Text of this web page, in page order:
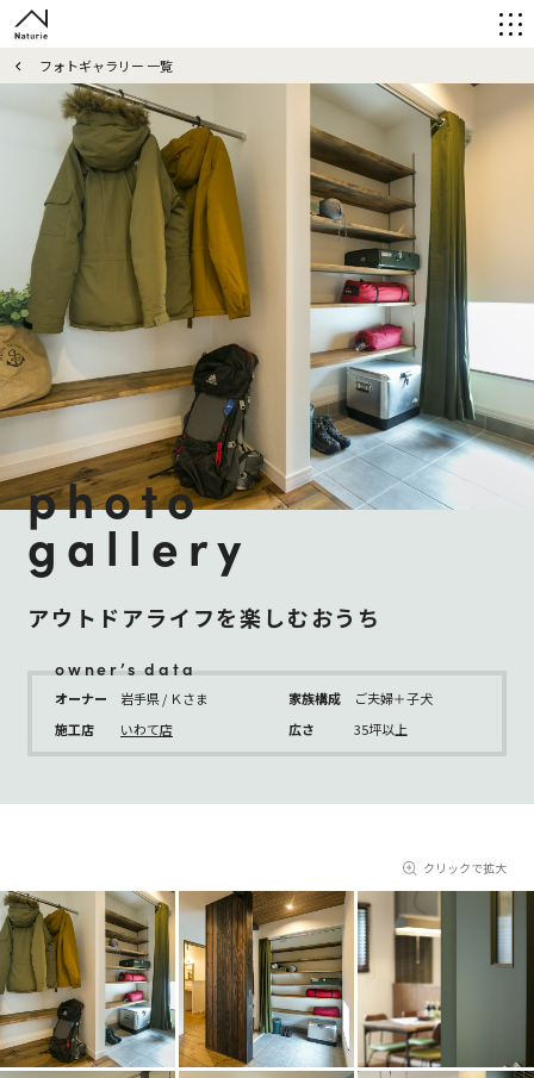
フォトギャラリー 一覧
photo
gallery
アウトドアライフを楽しむおうち
owner’s data
オーナー 岩手県 / Ｋさま 家族構成
ご夫婦＋子犬
施工店
いわて店 広さ 35坪以上
クリックで拡大